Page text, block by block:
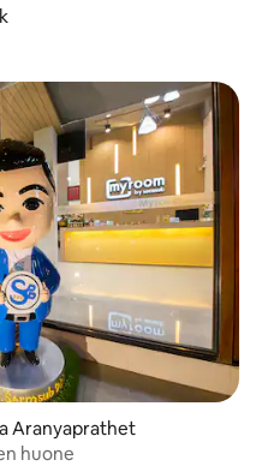
Aranyaprathet
huone